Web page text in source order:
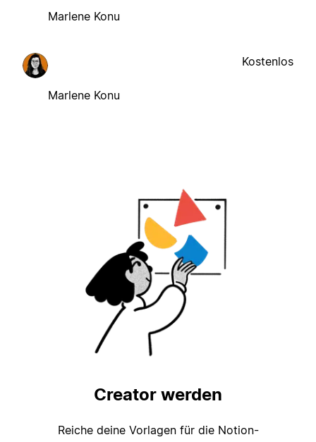
Marlene Konu
Marlene Konu
Kostenlos
Creator werden
Reiche deine Vorlagen für die Notion-